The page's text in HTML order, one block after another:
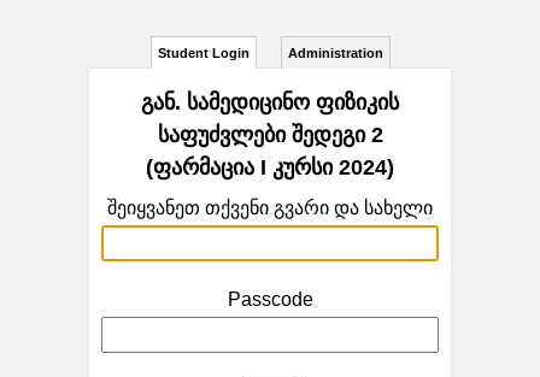
Student Login Administration
გან. სამედიცინო ფიზიკის
საფუძვლები შედეგი 2
(ფარმაცია I კურსი 2024)
შეიყვანეთ თქვენი გვარი და სახელი
Passcode